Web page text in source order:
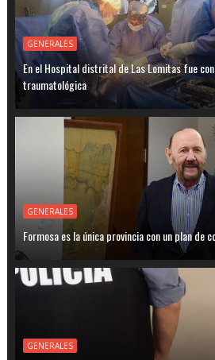
GENERALES
En el Hospital distrital de Las Lomitas fue
traumatológica
GENERALES
Formosa es la única provincia con un plan de
GENERALES